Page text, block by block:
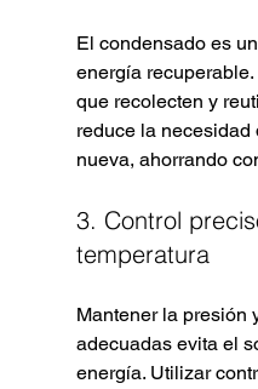
El condensado es
energía
que recolecten y
reduce la necesidad
nueva, ahorrando
3. Control
temperatura
Mantener la presión
adecuadas evita el
energía. Utilizar